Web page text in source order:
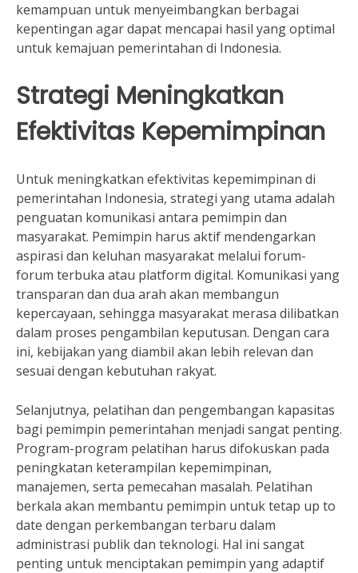
kemampuan untuk menyeimbangkan berbagai
kepentingan agar dapat mencapai hasil yang optimal
untuk kemajuan pemerintahan di Indonesia.
Strategi Meningkatkan
Efektivitas Kepemimpinan
Untuk meningkatkan efektivitas kepemimpinan di
pemerintahan Indonesia, strategi yang utama adalah
penguatan komunikasi antara pemimpin dan
masyarakat. Pemimpin harus aktif mendengarkan
aspirasi dan keluhan masyarakat melalui forum-
forum terbuka atau platform digital. Komunikasi yang
transparan dan dua arah akan membangun
kepercayaan, sehingga masyarakat merasa dilibatkan
dalam proses pengambilan keputusan. Dengan cara
ini, kebijakan yang diambil akan lebih relevan dan
sesuai dengan kebutuhan rakyat.
Selanjutnya, pelatihan dan pengembangan kapasitas
bagi pemimpin pemerintahan menjadi sangat penting.
Program-program pelatihan harus difokuskan pada
peningkatan keterampilan kepemimpinan,
manajemen, serta pemecahan masalah. Pelatihan
berkala akan membantu pemimpin untuk tetap up to
date dengan perkembangan terbaru dalam
administrasi publik dan teknologi. Hal ini sangat
penting untuk menciptakan pemimpin yang adaptif